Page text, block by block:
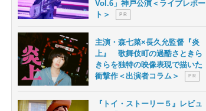
Vol.6」神戸公演＜ライブレポー
ト＞
P R
主演・森七菜×長久允監督『炎
上』 歌舞伎町の過酷さときら
きらを独特の映像表現で描いた
衝撃作＜出演者コラム＞
P R
『トイ・ストーリー５』レビュ